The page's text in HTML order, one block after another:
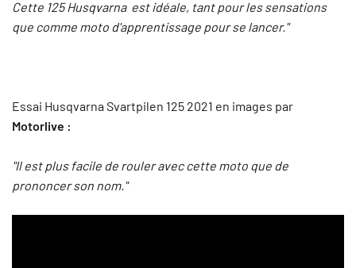
Cette 125 Husqvarna est idéale, tant pour les sensations
que comme moto d'apprentissage pour se lancer."
Essai Husqvarna Svartpilen 125 2021 en images par
Motorlive :
"Il est plus facile de rouler avec cette moto que de
prononcer son nom."